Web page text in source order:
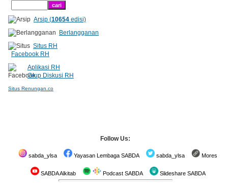
Arsip (10654edisi)
Berlangganan
Situs RH
Facebook RH
Aplikasi RH
Grup Diskusi RH
Situs Renungan.co
Follow Us:
sabda_ylsa Yayasan Lembaga SABDA sabda_ylsa Mores
SABDA Alkitab Podcast SABDA Slideshare SABDA